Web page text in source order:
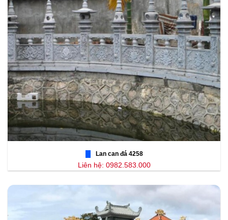
Lan can đá 4258
Liên hệ: 0982.583.000